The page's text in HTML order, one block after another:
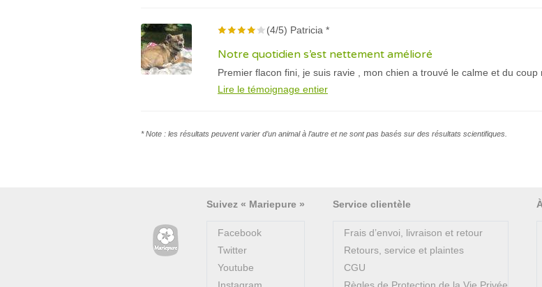
(4/5) Patricia *
Notre quotidien s’est nettement amélioré
Premier flacon fini, je suis ravie , mon chien a trouvé le calme et du coup
Lire le témoignage entier
* Note : les résultats peuvent varier d’un animal à l’autre et ne sont pas basés sur des résultats scientifiques.
Suivez « Mariepure »
Facebook
Twitter
Youtube
Service clientèle
Frais d’envoi, livraison et retour
Retours, service et plaintes
CGU